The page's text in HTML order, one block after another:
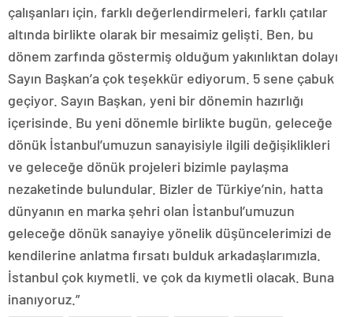
çalışanları için, farklı değerlendirmeleri, farklı çatılar
altında birlikte olarak bir mesaimiz gelişti. Ben, bu
dönem zarfında göstermiş olduğum yakınlıktan dolayı
Sayın Başkan’a çok teşekkür ediyorum. 5 sene çabuk
geçiyor. Sayın Başkan, yeni bir dönemin hazırlığı
içerisinde. Bu yeni dönemle birlikte bugün, geleceğe
dönük İstanbul’umuzun sanayisiyle ilgili değişiklikleri
ve geleceğe dönük projeleri bizimle paylaşma
nezaketinde bulundular. Bizler de Türkiye’nin, hatta
dünyanın en marka şehri olan İstanbul’umuzun
geleceğe dönük sanayiye yönelik düşüncelerimizi de
kendilerine anlatma fırsatı bulduk arkadaşlarımızla.
İstanbul çok kıymetli. ve çok da kıymetli olacak. Buna
inanıyoruz.”